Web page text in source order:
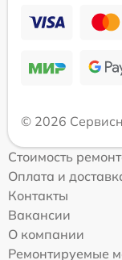
© 2026
Стоимость
Оплата и
Контакты
Вакансии
О компании
Ремонтируемые